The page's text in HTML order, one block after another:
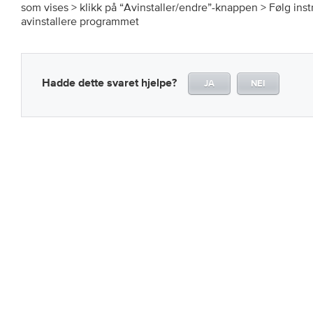
som vises > klikk på “Avinstaller/endre”-knappen > Følg
avinstallere programmet
Hadde dette svaret hjelpe? JA NEI